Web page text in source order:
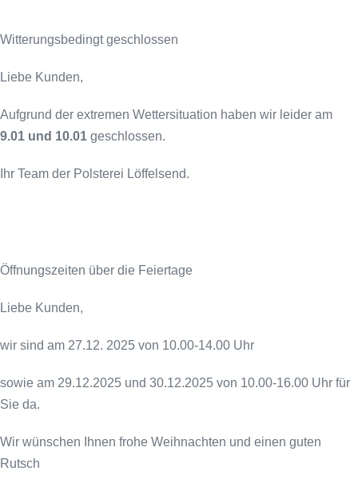
Witterungsbedingt geschlossen
Liebe Kunden,
Aufgrund der extremen Wettersituation haben wir leider am
9.01 und 10.01 geschlossen.
Ihr Team der Polsterei Löffelsend.
Öffnungszeiten über die Feiertage
Liebe Kunden,
wir sind am 27.12. 2025 von 10.00-14.00 Uhr
sowie am 29.12.2025 und 30.12.2025 von 10.00-16.00 Uhr für
Sie da.
Wir wünschen Ihnen frohe Weihnachten und einen guten
Rutsch